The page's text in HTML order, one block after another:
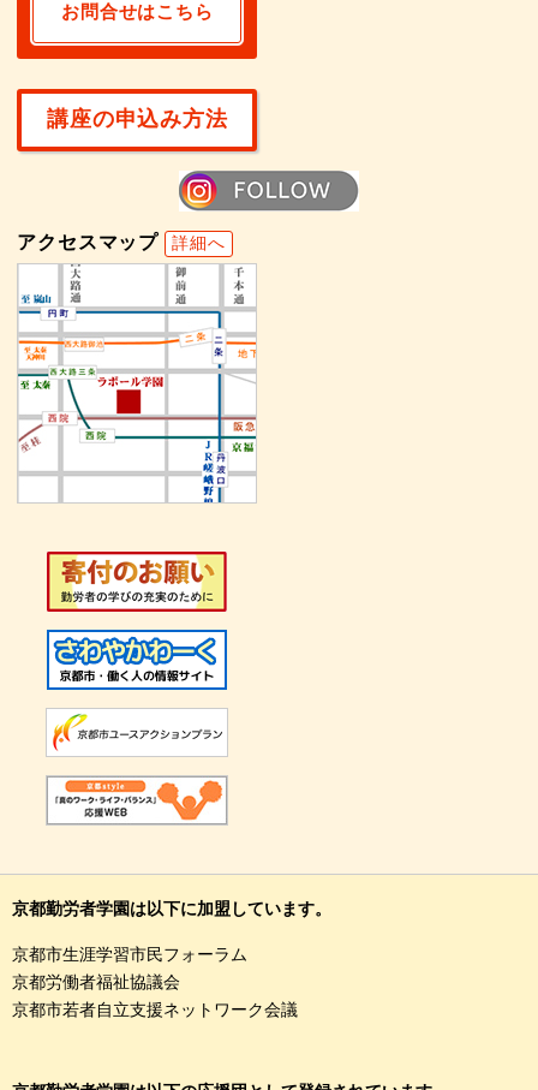
お問合せはこちら
講座の申込み方法
アクセスマップ 詳細へ
京都勤労者学園は以下に加盟しています。
京都市生涯学習市民フォーラム
京都労働者福祉協議会
京都市若者自立支援ネットワーク会議